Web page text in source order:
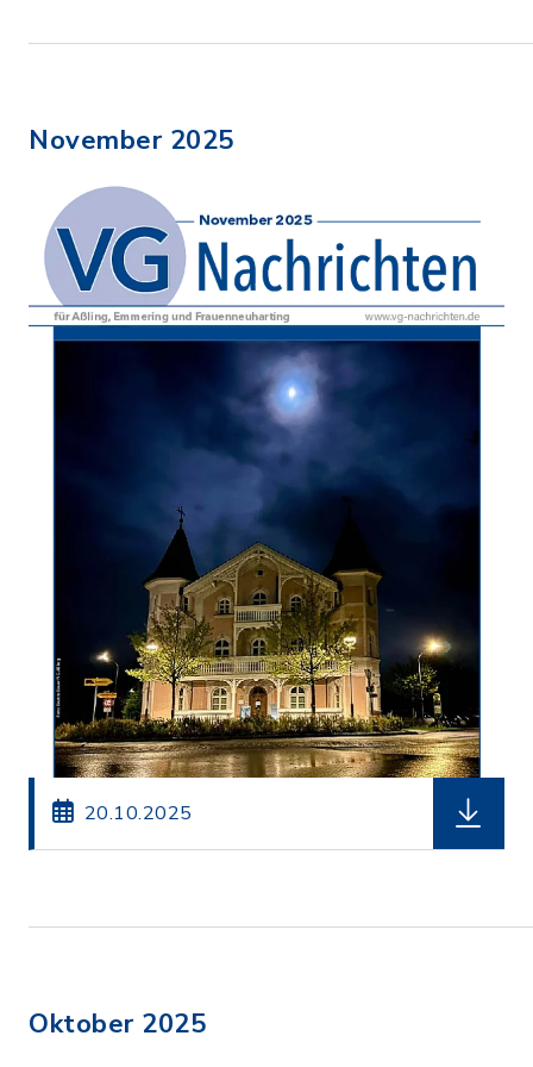
November 2025
20.10.2025
Oktober 2025